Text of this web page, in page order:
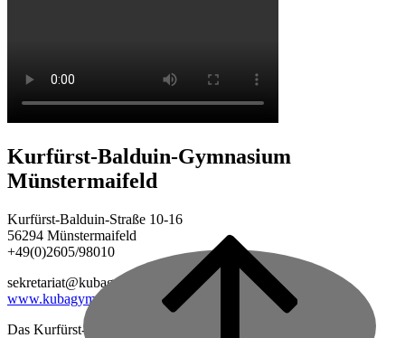
top
Kurfürst-Balduin-Gymnasium
Münstermaifeld
Kurfürst-Balduin-Straße 10-16
56294 Münstermaifeld
+49(0)2605/98010
sekretariat@kubagym.de
www.kubagym.org
Das Kurfürst-Balduin-Gymnasium ist eine vierzügige Schule im